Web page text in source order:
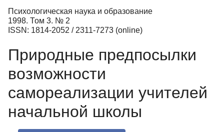
БАЗА ЗНАНИЙ
КЛЮЧЕВЫЕ СЛОВА
Регистрация
Психологическая наука и образование
1998. Том 3. № 2
ISSN: 1814-2052 / 2311-7273 (online)
Природные предпосылки
возможности
самореализации учителей
начальной школы